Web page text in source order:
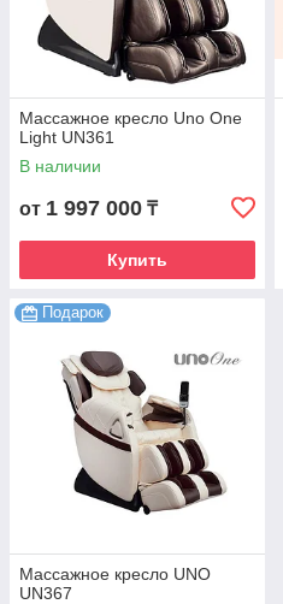
Массажное кресло Uno One
Light UN361
В наличии
от 1 997 000 ₸
Купить
Подарок
Массажное кресло UNO
UN367